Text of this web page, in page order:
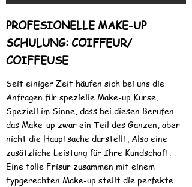
PROFESIONELLE MAKE-UP
SCHULUNG: COIFFEUR/
COIFFEUSE
Seit einiger Zeit häufen sich bei uns die
Anfragen für spezielle Make-up Kurse.
Speziell im Sinne, dass bei diesen Berufen
das Make-up zwar ein Teil des Ganzen, aber
nicht die Hauptsache darstellt. Also eine
zusätzliche Leistung für Ihre Kundschaft.
Eine tolle Frisur zusammen mit einem
typgerechten Make-up stellt die perfekte